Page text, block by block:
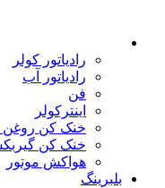
رادیاتور کولر
رادیاتور آب
فن
اینترکولر
خنک کن روغن
خنک کن
هواکش موتور
بلبرینگ